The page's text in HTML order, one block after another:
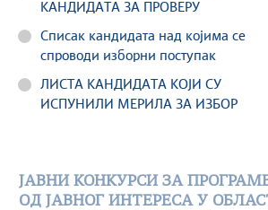
КАНДИДАТА ЗА ПРОВЕРУ
Списак кандидата над којима се
спроводи изборни поступак
ЛИСТА КАНДИДАТА КОЈИ СУ
ИСПУНИЛИ МЕРИЛА ЗА ИЗБОР
JАВНИ КОНКУРСИ ЗА
ОД ЈАВНОГ ИНТЕРЕСА У